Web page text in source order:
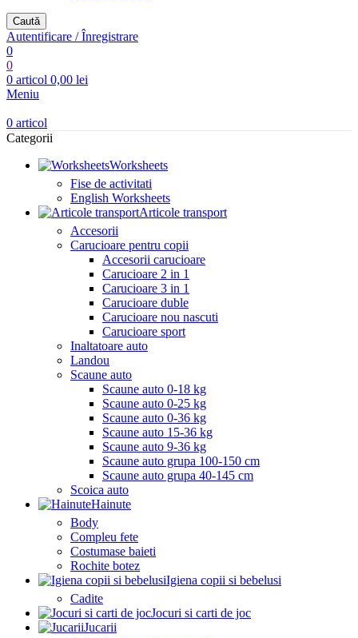
Caută
Autentificare / Înregistrare
0
0
0 articol 0,00 lei
Meniu
0 articol
Categorii
Worksheets
Fise de activitati
English Worksheets
Articole transport
Accesorii
Carucioare pentru copii
Accesorii carucioare
Carucioare 2 in 1
Carucioare 3 in 1
Carucioare duble
Carucioare nou nascuti
Carucioare sport
Inaltatoare auto
Landou
Scaune auto
Scaune auto 0-18 kg
Scaune auto 0-25 kg
Scaune auto 0-36 kg
Scaune auto 15-36 kg
Scaune auto 9-36 kg
Scaune auto grupa 100-150 cm
Scaune auto grupa 40-145 cm
Scoica auto
Hainute
Body
Compleu fete
Costumase baieti
Rochite botez
Igiena copii si bebelusi
Cadite
Jocuri si carti de joc
Jucarii